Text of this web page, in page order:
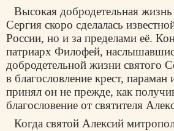
Высокая добродетельная
Сергия скоро сделалась
России, но и за пределами её.
патриарх Филофей,
добродетельной жизни святого
в благословление крест,
принял он не прежде, как
благословение от святителя
Когда святой Алексий